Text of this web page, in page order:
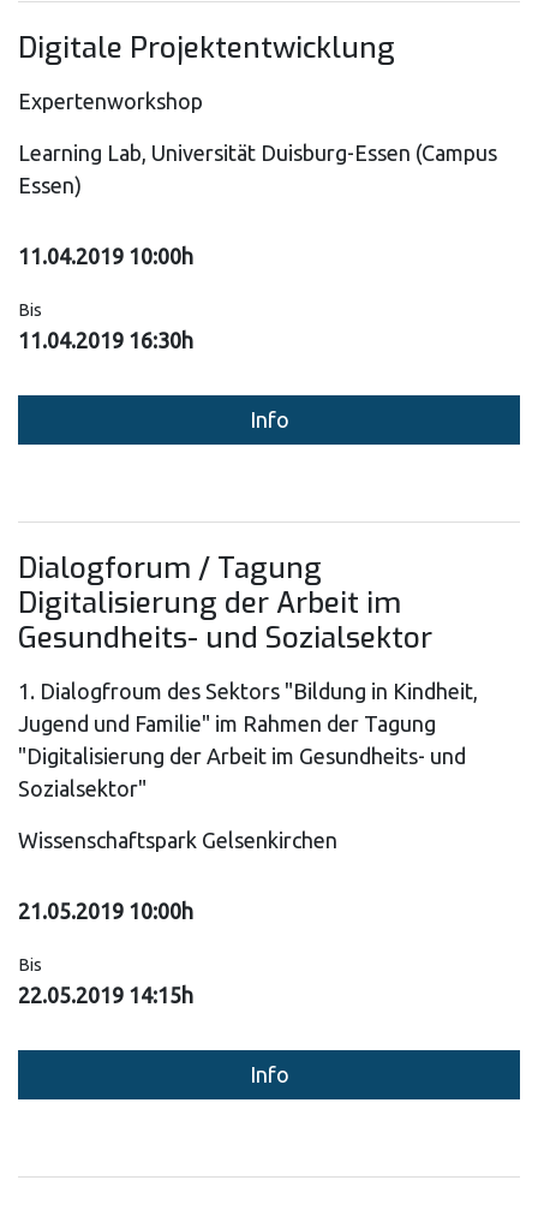
Digitale Projektentwicklung
Expertenworkshop
Learning Lab, Universität Duisburg-Essen (Campus
Essen)
11.04.2019 10:00h
Bis
11.04.2019 16:30h
Info
Dialogforum / Tagung
Digitalisierung der Arbeit im
Gesundheits- und Sozialsektor
1. Dialogfroum des Sektors "Bildung in Kindheit,
Jugend und Familie" im Rahmen der Tagung
"Digitalisierung der Arbeit im Gesundheits- und
Sozialsektor"
Wissenschaftspark Gelsenkirchen
21.05.2019 10:00h
Bis
22.05.2019 14:15h
Info